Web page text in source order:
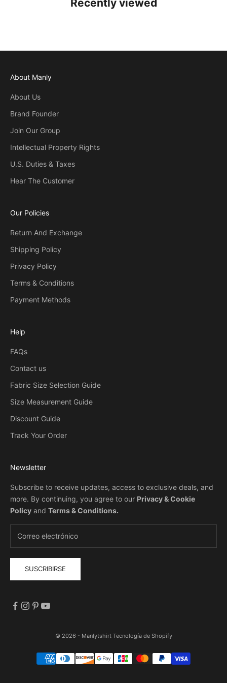
Recently viewed
About Manly
About Us
Brand Founder
Join Our Group
Intellectual Property Rights
U.S. Duties & Taxes
Hear The Customer
Our Policies
Return And Exchange
Shipping Policy
Privacy Policy
Terms & Conditions
Payment Methods
Help
FAQs
Contact us
Fabric Size Selection Guide
Size Measurement Guide
Discount Guide
Track Your Order
Newsletter
Subscribe to receive updates, access to exclusive deals, and
more. By continuing, you agree to our Privacy & Cookie
Policy and Terms & Conditions.
SUSCRIBIRSE
© 2026 - Manlytshirt Tecnología de Shopify